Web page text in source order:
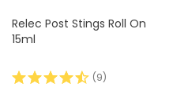
Relec Post Stings Roll On
15ml
(9)